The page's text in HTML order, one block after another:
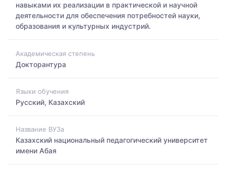
навыками их реализации в практической и научной
деятельности для обеспечения потребностей науки,
образования и культурных индустрий.
Академическая степень
Докторантура
Языки обучения
Русский, Казахский
Название ВУЗа
Казахский национальный педагогический университет
имени Абая